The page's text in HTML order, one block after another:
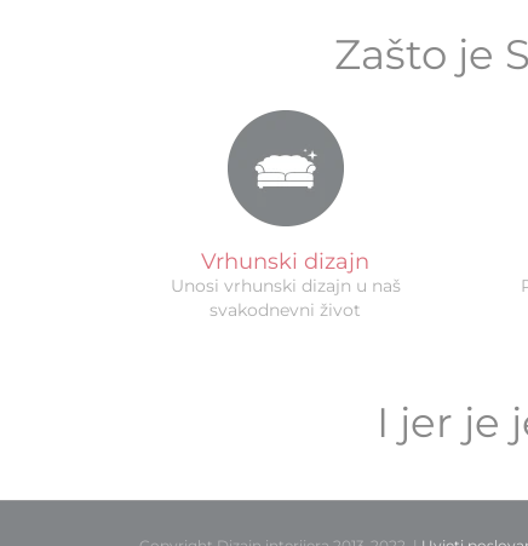
Zašto je
Vrhunski dizajn
Unosi vrhunski dizajn u naš
svakodnevni život
I jer je